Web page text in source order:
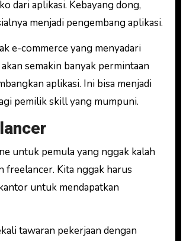
dari aplikasi. Kebayang dong,
menjadi pengembang aplikasi.
e-commerce yang menyadari
semakin banyak permintaan
aplikasi. Ini bisa menjadi
pemilik skill yang mumpuni.
untuk pemula yang nggak kalah
freelancer. Kita nggak harus
untuk mendapatkan
tawaran pekerjaan dengan